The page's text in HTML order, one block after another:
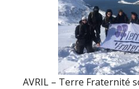
AVRIL – Terre Fraternité